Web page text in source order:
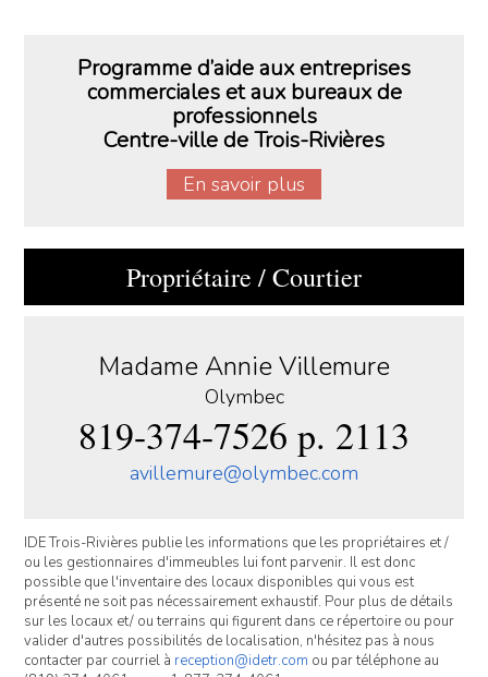
Programme d’aide aux entreprises
commerciales et aux bureaux de
professionnels
Centre-ville de Trois-Rivières
En savoir plus
Propriétaire / Courtier
Madame Annie Villemure
Olymbec
819-374-7526 p. 2113
avillemure@olymbec.com
IDE Trois-Rivières publie les informations que les propriétaires et /
ou les gestionnaires d'immeubles lui font parvenir. Il est donc
possible que l'inventaire des locaux disponibles qui vous est
présenté ne soit pas nécessairement exhaustif. Pour plus de détails
sur les locaux et/ ou terrains qui figurent dans ce répertoire ou pour
valider d'autres possibilités de localisation, n'hésitez pas à nous
contacter par courriel à reception@idetr.com ou par téléphone au